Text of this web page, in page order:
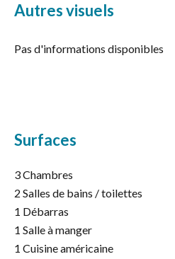
Autres visuels
Pas d'informations disponibles
Surfaces
3 Chambres
2 Salles de bains / toilettes
1 Débarras
1 Salle à manger
1 Cuisine américaine